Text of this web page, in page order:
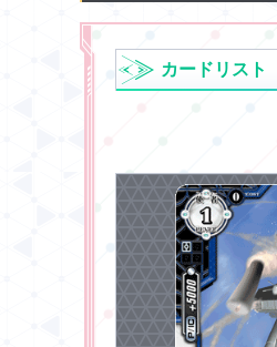
カードリスト